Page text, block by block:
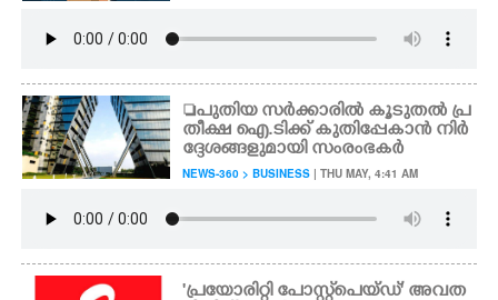
പുതിയ സർക്കാരിൽ കൂടുതൽ പ്ര
തീക്ഷ ഐ.ടിക്ക് കുതിപ്പേകാൻ നിർ
ദ്ദേശങ്ങളുമായി സംരംഭകർ
NEWS-360 > BUSINESS | THU MAY, 4:41 AM
'പ്രയോരിറ്റി പോസ്റ്റ്‌പെയ്ഡ്' അവത